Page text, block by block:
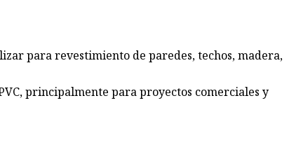
para revestimiento de paredes, techos, madera,
principalmente para proyectos comerciales y